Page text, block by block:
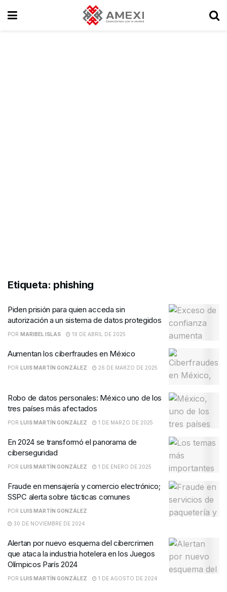
Etiqueta: phishing
Piden prisión para quien acceda sin
autorización a un sistema de datos protegidos
POR MARIBEL ISLAS 19 DE ABRIL DE 2025
Aumentan los ciberfraudes en México
POR LUIS MARTÍN GONZÁLEZ 26 DE MARZO DE 2025
Robo de datos personales: México uno de los
tres países más afectados
POR LUIS MARTÍN GONZÁLEZ 1 DE MARZO DE 2025
En 2024 se transformó el panorama de
ciberseguridad
POR LUIS MARTÍN GONZÁLEZ 1 DE ENERO DE 2025
Fraude en mensajería y comercio electrónico;
SSPC alerta sobre tácticas comunes
POR LUIS MARTÍN GONZÁLEZ
30 DE NOVIEMBRE DE 2024
Alertan por nuevo esquema del cibercrimen
que ataca la industria hotelera en los Juegos
Olímpicos París 2024
POR LUIS MARTÍN GONZÁLEZ 1 DE AGOSTO DE 2024